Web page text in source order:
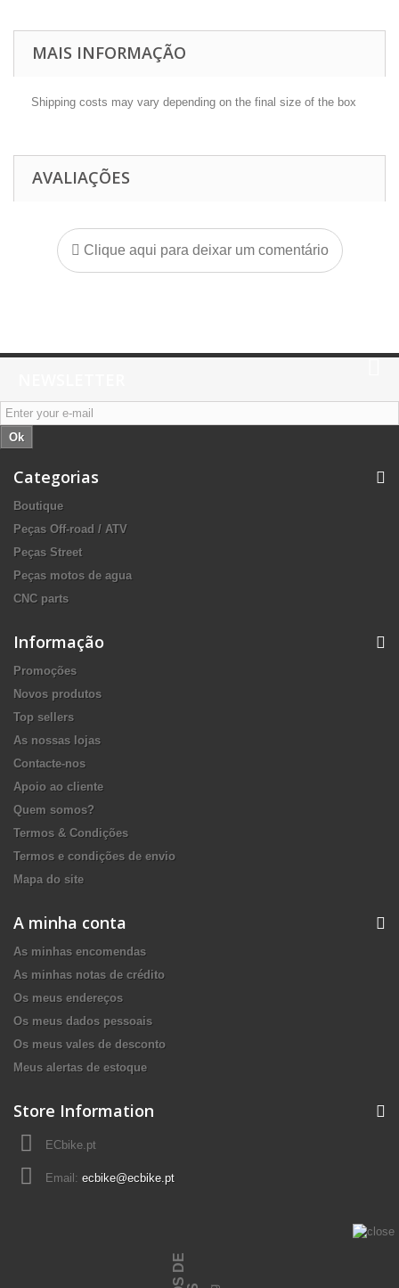
MAIS INFORMAÇÃO
Shipping costs may vary depending on the final size of the box
AVALIAÇÕES
Clique aqui para deixar um comentário
Ok
Categorias
Boutique
Peças Off-road / ATV
Peças Street
Peças motos de agua
CNC parts
Informação
Promoções
Novos produtos
Top sellers
As nossas lojas
Contacte-nos
Apoio ao cliente
Quem somos?
Termos & Condições
Termos e condições de envio
Mapa do site
A minha conta
As minhas encomendas
As minhas notas de crédito
Os meus endereços
Os meus dados pessoais
Os meus vales de desconto
Meus alertas de estoque
Store Information
ECbike.pt
Email: ecbike@ecbike.pt